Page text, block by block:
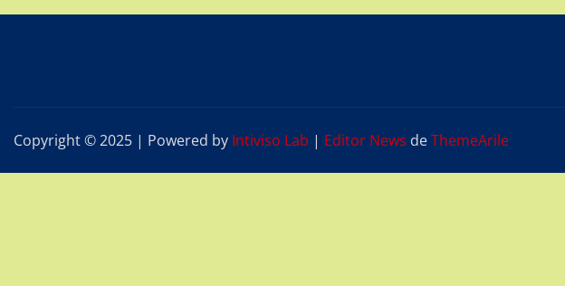
Copyright © 2025 | Powered by Intiviso Lab | Editor News deThemeArile